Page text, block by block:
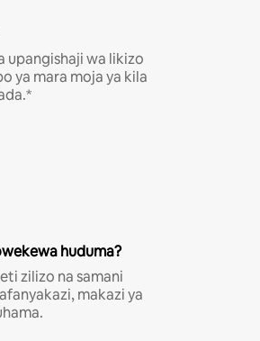
upangishaji wa likizo
ya mara moja ya kila
huduma?
zilizo na samani
makazi ya